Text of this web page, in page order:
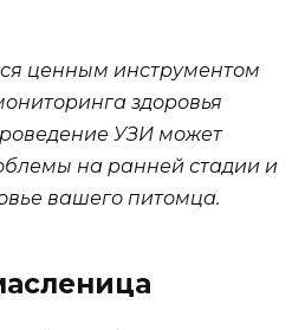
ценным инструментом
здоровья
УЗИ может
на ранней стадии и
вашего питомца.